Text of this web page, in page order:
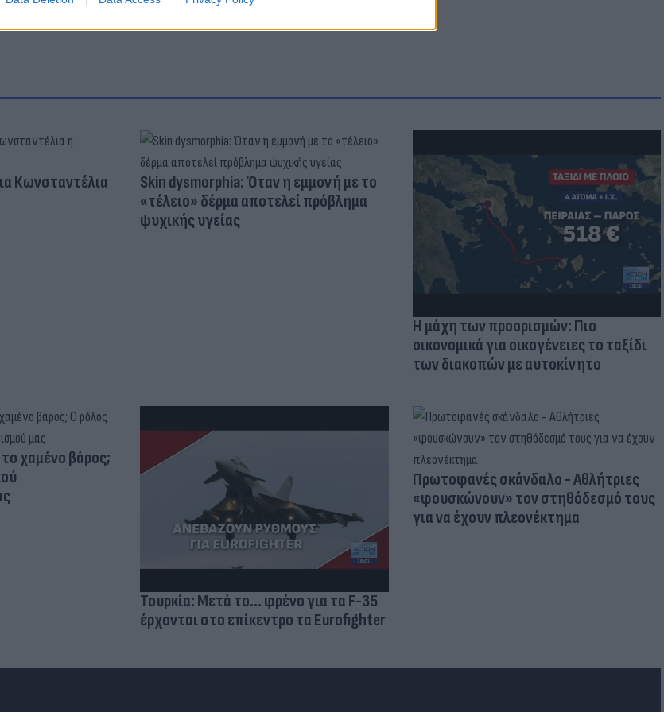
Κωνσταντέλια
Skin dysmorphia: Όταν η εμμονή με το
«τέλειο» δέρμα αποτελεί πρόβλημα
ψυχικής υγείας
Η μάχη των προορισμών: Πιο
οικονομικά για οικογένειες το ταξίδι
των διακοπών με αυτοκίνητο
χαμένο βάρος;
Τουρκία: Μετά το... φρένο για τα F-35
έρχονται στο επίκεντρο τα Eurofighter
Πρωτοφανές σκάνδαλο - Aθλήτριες
«φουσκώνουν» τον στηθόδεσμό τους
για να έχουν πλεονέκτημα